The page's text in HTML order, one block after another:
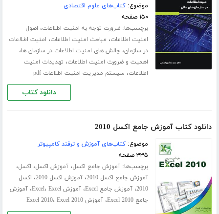
موضوع:کتاب‌های علوم اقتصادی
۱۵۰ صفحه
برچسب‌ها:ضرورت توجه به امنیت اطلاعات، اصول
امنیت اطلاعات، مباحث امنیت اطلاعات، امنیت اطلاعات
در سازمان، چالش های امنیت اطلاعات در سازمان ها،
اهمیت و ضرورت امنیت اطلاعات، تهدیدات امنیت
اطلاعات، سیستم مدیریت امنیت اطلاعات pdf
دانلود کتاب
دانلود کتاب آموزش جامع اکسل 2010
موضوع:کتاب‌های آموزش و ترفند کامپیوتر
۳۳۵ صفحه
برچسب‌ها:آموزش جامع اکسل،آموزش اکسل، اکسل،
آموزش جامع اکسل 2010 ،آموزش اکسل 2010 ، اکسل
2010،آموزش جامع Excel ،آموزش Excel ، Excel ،آموزش
جامع Excel 2010
،آموزش Excel 2010 ، Excel 2010